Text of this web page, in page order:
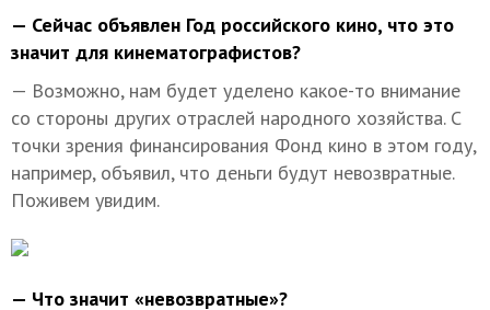
— Сейчас объявлен Год российского кино, что это
значит для кинематографистов?
— Возможно, нам будет уделено какое-то внимание
со стороны других отраслей народного хозяйства. С
точки зрения финансирования Фонд кино в этом году,
например, объявил, что деньги будут невозвратные.
Поживем увидим.
— Что значит «невозвратные»?